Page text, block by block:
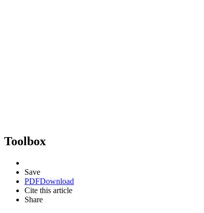
Toolbox
Save
PDFDownload
Cite this article
Share